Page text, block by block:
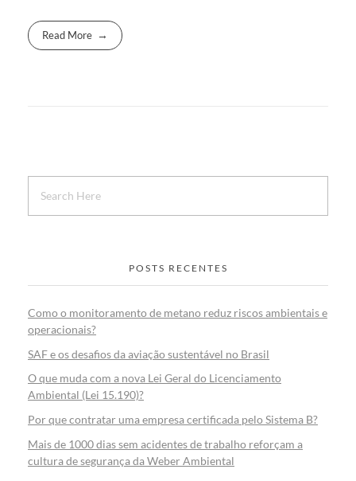
Read More
POSTS RECENTES
Como o monitoramento de metano reduz riscos ambientais e
operacionais?
SAF e os desafios da aviação sustentável no Brasil
O que muda com a nova Lei Geral do Licenciamento
Ambiental (Lei 15.190)?
Por que contratar uma empresa certificada pelo Sistema B?
Mais de 1000 dias sem acidentes de trabalho reforçam a
cultura de segurança da Weber Ambiental